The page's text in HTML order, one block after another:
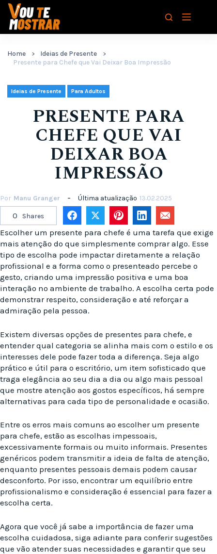
Pular
para
Home
Ideias de Presente
Presente para Chefe que Vai Deixar Boa Impressão
Ideias de Presente Para Adultos
PRESENTE PARA
CHEFE QUE VAI
DEIXAR BOA
IMPRESSÃO
Por Manu Granger Última atualização 13.02.2025
0 Shares
Escolher um presente para chefe é uma tarefa que exige
mais atenção do que simplesmente comprar algo. Esse
tipo de escolha pode impactar diretamente a relação
profissional e a forma como o presenteado percebe o
gesto, criando uma impressão positiva e uma boa
interação no ambiente de trabalho. A escolha certa pode
demonstrar respeito, consideração e até reforçar a
admiração pela pessoa.
Existem diversas opções de presentes para chefe, e
entender qual categoria se alinha mais com o estilo e os
interesses dele pode fazer toda a diferença. Seja algo
prático e útil para o escritório, um item sofisticado que
traga elegância ao seu dia a dia ou algo mais pessoal
que mostre atenção aos gostos específicos, há sempre
alternativas para cada tipo de personalidade e ocasião.
Entre os erros mais comuns ao escolher um presente
para chefe, estão as escolhas impessoais,
excessivamente formais ou muito informais. Presentes
genéricos podem transmitir a ideia de falta de atenção,
enquanto presentes pessoais demais podem causar
desconforto. Por isso, encontrar um equilíbrio entre
profissionalismo e consideração é essencial para fazer a
escolha certa.
Agora que você já sabe a importância de fazer uma
escolha cuidadosa, siga adiante para conferir sugestões
que vão atender suas necessidades e garantir que seu